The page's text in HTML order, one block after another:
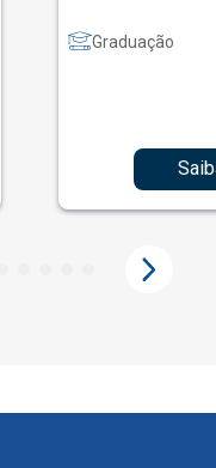
Graduação